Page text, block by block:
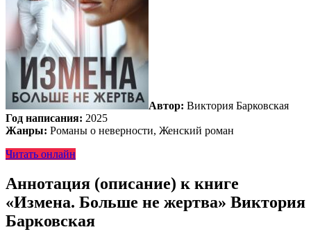
Автор: Виктория Барковская
Год написания: 2025
Жанры: Романы о неверности, Женский роман
Читать онлайн
Аннотация (описание) к книге
«Измена. Больше не жертва» Виктория
Барковская